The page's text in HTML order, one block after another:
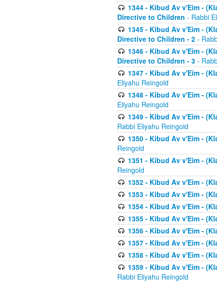
1344 - Kibud Av v'Eim -
Directive to Children - Rabbi
1345 - Kibud Av v'Eim -
Directive to Children - 2 -
1346 - Kibud Av v'Eim -
Directive to Children - 3 -
1347 - Kibud Av v'Eim -
Eliyahu Reingold
1348 - Kibud Av v'Eim -
Eliyahu Reingold
1349 - Kibud Av v'Eim -
Rabbi Eliyahu Reingold
1350 - Kibud Av v'Eim -
Reingold
1351 - Kibud Av v'Eim -
Reingold
1352 - Kibud Av v'Eim -
1353 - Kibud Av v'Eim -
1354 - Kibud Av v'Eim -
1355 - Kibud Av v'Eim -
1356 - Kibud Av v'Eim -
1357 - Kibud Av v'Eim -
1358 - Kibud Av v'Eim -
1359 - Kibud Av v'Eim -
Rabbi Eliyahu Reingold